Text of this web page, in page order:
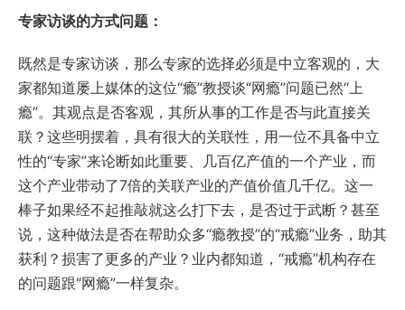
专家访谈的方式问题：
既然是专家访谈，那么专家的选择必须是中立客观的，大
家都知道屡上媒体的这位“瘾”教授谈“网瘾”问题已然“上
瘾”。其观点是否客观，其所从事的工作是否与此直接关
联？这些明摆着，具有很大的关联性，用一位不具备中立
性的“专家”来论断如此重要、几百亿产值的一个产业，而
这个产业带动了7倍的关联产业的产值价值几千亿。这一
棒子如果经不起推敲就这么打下去，是否过于武断？甚至
说，这种做法是否在帮助众多“瘾教授”的“戒瘾”业务，助其
获利？损害了更多的产业？业内都知道，“戒瘾”机构存在
的问题跟“网瘾”一样复杂。